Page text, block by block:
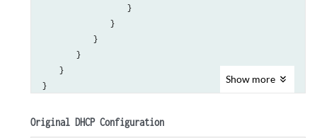
                    }
                }
            }
        }
    }
Show more
Original DHCP Configuration